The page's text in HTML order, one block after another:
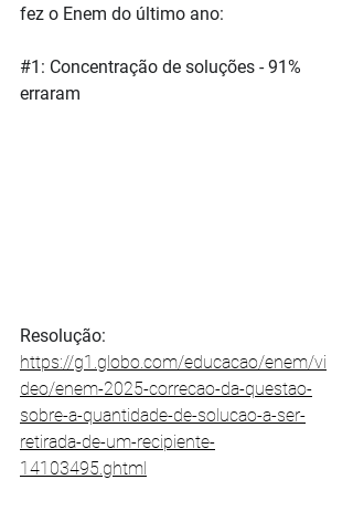
fez o Enem do último ano:
#1 : Concentração de soluções - 91%
erraram
Resolução:
https://g1.globo.com/educacao/enem/vi
deo/enem-2025-correcao-da-questao-
sobre-a-quantidade-de-solucao-a-ser-
retirada-de-um-recipiente-
14103495.ghtml